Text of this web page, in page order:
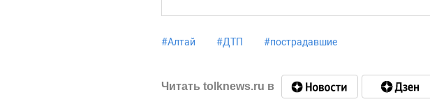
#Алтай #ДТП #пострадавшие
Читать tolknews.ru в